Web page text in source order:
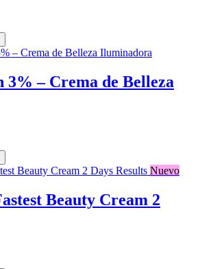
3% – Crema de Belleza
Nuevo
Beauty Cream 2